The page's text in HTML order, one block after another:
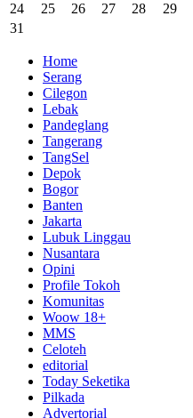
24
25 26 27 28 29
31
Home
Serang
Cilegon
Lebak
Pandeglang
Tangerang
TangSel
Depok
Bogor
Banten
Jakarta
Lubuk Linggau
Nusantara
Opini
Profile Tokoh
Komunitas
Woow 18+
MMS
Celoteh
editorial
Today Seketika
Pilkada
Advertorial